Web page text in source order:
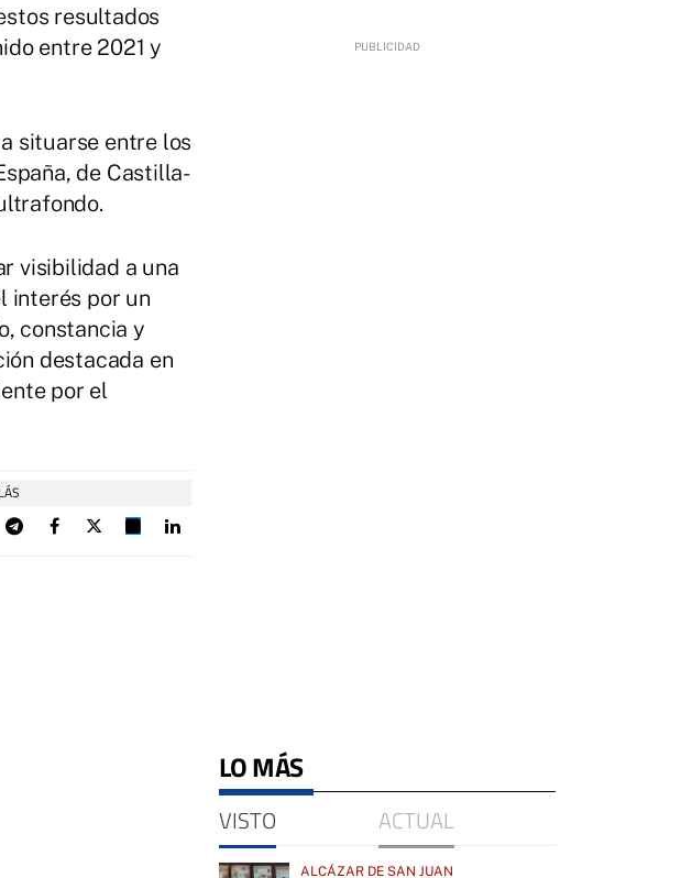
resultados
entre 2021 y
situarse entre los
de Castilla-
visibilidad a una
interés por un
constancia y
destacada en
por el
LO MÁS
VISTO ACTUAL
ALCÁZAR DE SAN JUAN